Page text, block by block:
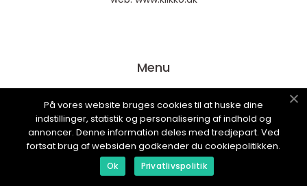
Menu
Reklame
Om oss
Cookies
Kontakt Oss
På vores website bruges cookies til at huske dine
indstillinger, statistik og personalisering af indhold og
annoncer. Denne information deles med tredjepart. Ved
fortsat brug af websiden godkender du cookiepolitikken.
Ok Privatlivspolitik